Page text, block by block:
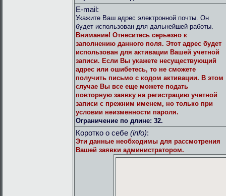
E-mail:
Укажите Ваш адрес электронной почты. Он
будет использован для дальнейшей работы.
Внимание! Отнеситесь серьезно к
заполнению данного поля. Этот адрес будет
использован для активации Вашей учетной
записи. Если Вы укажете несуществующий
адрес или ошибетесь, то не сможете
получить письмо с кодом активации. В этом
случае Вы все еще можете подать
повторную заявку на регистрацию учетной
записи с прежним именем, но только при
условии неизменности пароля.
Ограничение по длине: 32.
Коротко о себе (info):
Эти данные необходимы для рассмотрения
Вашей заявки администратором.